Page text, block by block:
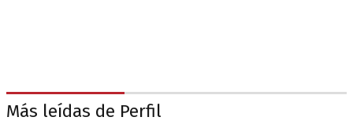
Más leídas de Perfil